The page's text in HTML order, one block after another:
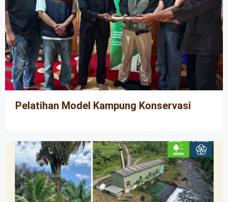
Pelatihan Model Kampung Konservasi